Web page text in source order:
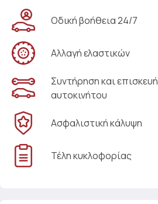
Οδική βοήθεια 24/7
Αλλαγή ελαστικών
Συντήρηση και επισκευή
αυτοκινήτου
Ασφαλιστική κάλυψη
Τέλη κυκλοφορίας